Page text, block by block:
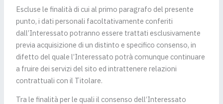
Escluse le finalità di cui al primo paragrafo del presente
punto, i dati personali facoltativamente conferiti
dall’Interessato potranno essere trattati esclusivamente
previa acquisizione di un distinto e specifico consenso, in
difetto del quale l’Interessato potrà comunque continuare
a fruire dei servizi del sito ed intrattenere relazioni
contrattuali con il Titolare.
Tra le finalità per le quali il consenso dell’Interessato